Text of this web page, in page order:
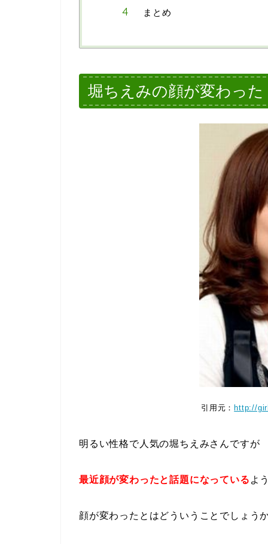
まとめ
堀ちえみの顔が変わっ
引用元：http://
明るい性格で人気の堀ちえみさんですが
最近顔が変わったと話題になっている よ
顔が変わったとはどういうことでしょう